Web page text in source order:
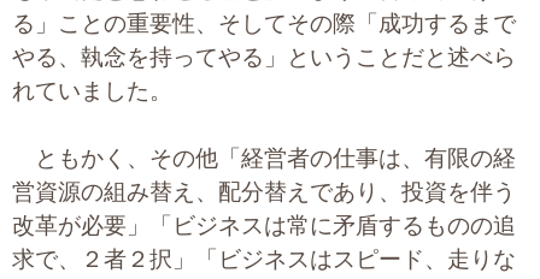
る」ことの重要性、そしてその際「成功するまで
やる、執念を持ってやる」ということだと述べら
れていました。
ともかく、その他「経営者の仕事は、有限の経
営資源の組み替え、配分替えであり、投資を伴う
改革が必要」「ビジネスは常に矛盾するものの追
求で、２者２択」「ビジネスはスピード、走りな